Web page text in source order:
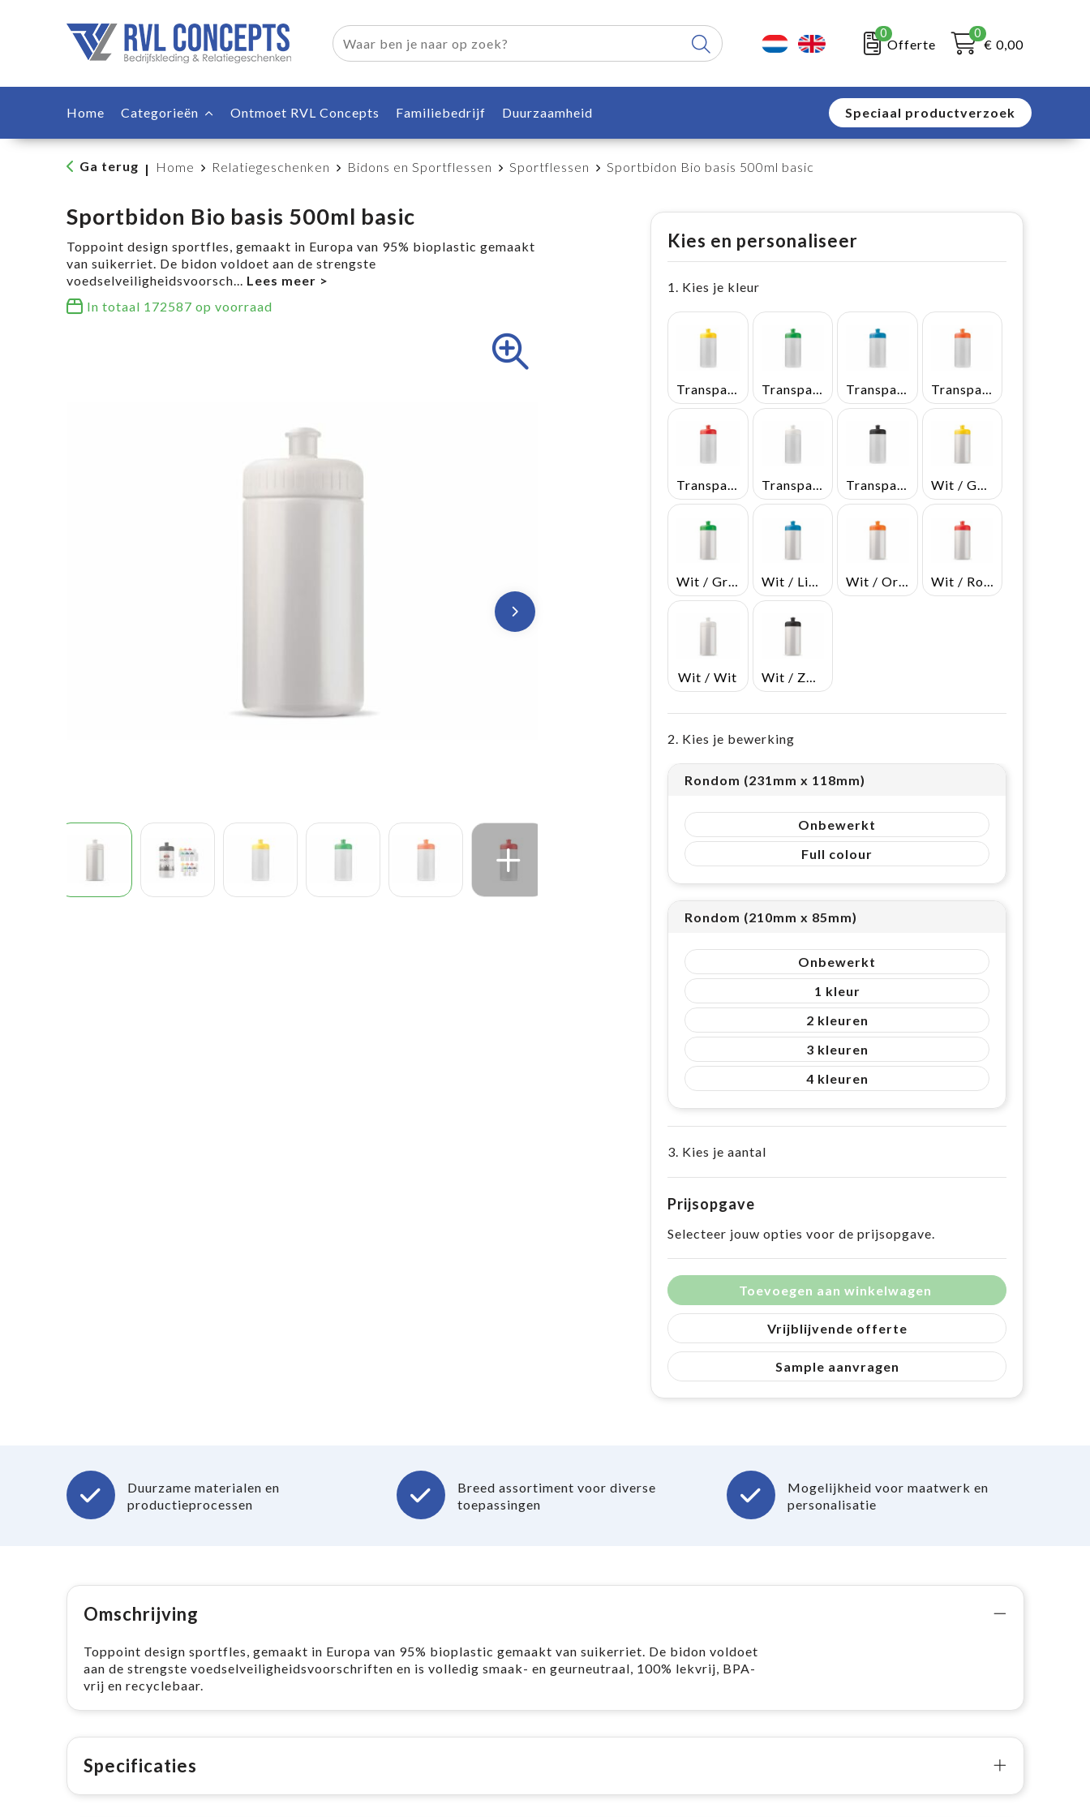
0
Offerte
0
€ 0,00
Home Categorieën Ontmoet RVL Concepts Familiebedrijf Duurzaamheid Speciaal productverzoek
Ga terug | Home Relatiegeschenken Bidons en Sportflessen Sportflessen Sportbidon Bio basis 500ml basic
Sportbidon Bio basis 500ml basic
Toppoint design sportfles, gemaakt in Europa van 95% bioplastic gemaakt
van suikerriet. De bidon voldoet aan de strengste
voedselveiligheidsvoorsch...
In totaal 172587 op voorraad
Kies en personaliseer
1. Kies je kleur
Transparant / Rood Transparant / Wit Transparant / Zwart Wit / Geel
Wit / Wit Wit / Zwart
2. Kies je bewerking
Rondom (231mm x 118mm)
Onbewerkt
Full colour
Rondom (210mm x 85mm)
Onbewerkt
1
2
3
4
3. Kies je aantal
Prijsopgave
Selecteer jouw opties voor de prijsopgave.
Toevoegen aan winkelwagen
Vrijblijvende offerte
Sample aanvragen
Duurzame materialen en
productieprocessen
Breed assortiment voor diverse
toepassingen
Mogelijkheid voor maatwerk en
personalisatie
Omschrijving
Toppoint design sportfles, gemaakt in Europa van 95% bioplastic gemaakt van suikerriet. De bidon voldoet
aan de strengste voedselveiligheidsvoorschriften en is volledig smaak- en geurneutraal, 100% lekvrij, BPA-
vrij en recyclebaar.
Specificaties